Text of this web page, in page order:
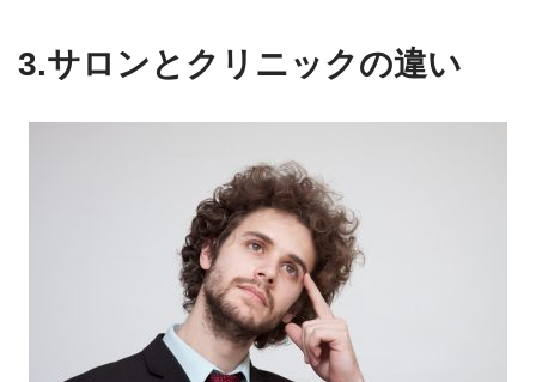
3.サロンとクリニックの違い